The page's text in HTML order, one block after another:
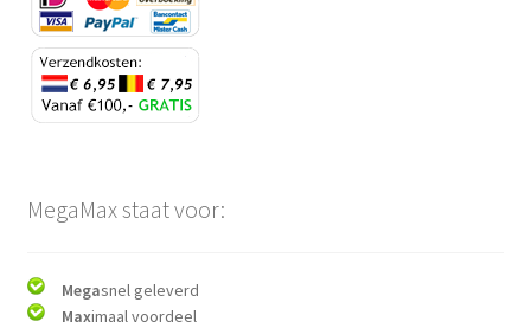
MegaMax staat voor:
Megasnel geleverd
Maximaal voordeel